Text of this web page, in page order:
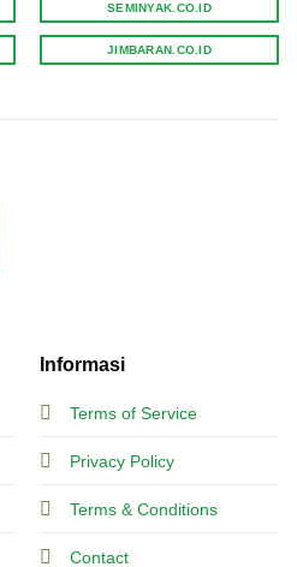
Informasi
Terms of Service
Privacy Policy
Terms & Conditions
Contact
SEMINYAK.CO.ID
JIMBARAN.CO.ID